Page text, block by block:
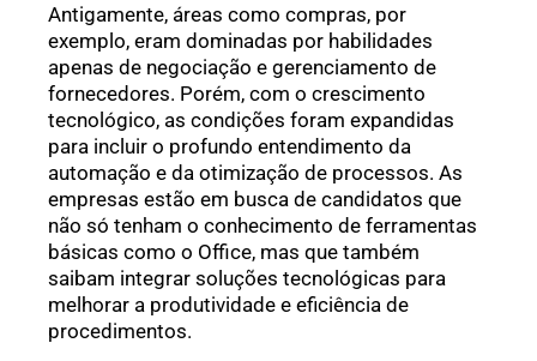
Antigamente, áreas como compras, por
exemplo, eram dominadas por habilidades
apenas de negociação e gerenciamento de
fornecedores. Porém, com o crescimento
tecnológico, as condições foram expandidas
para incluir o profundo entendimento da
automação e da otimização de processos. As
empresas estão em busca de candidatos que
não só tenham o conhecimento de ferramentas
básicas como o Office, mas que também
saibam integrar soluções tecnológicas para
melhorar a produtividade e eficiência de
procedimentos.